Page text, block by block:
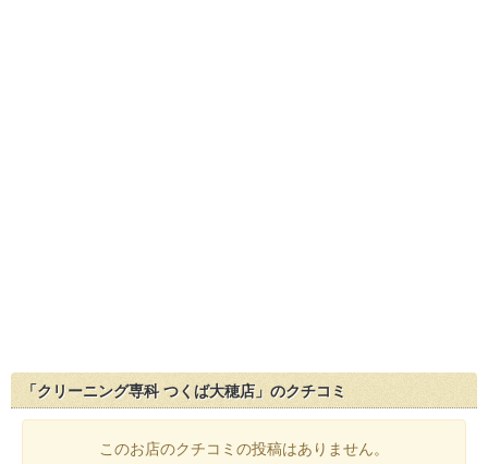
「クリーニング専科 つくば大穂店」のクチコミ
このお店のクチコミの投稿はありません。